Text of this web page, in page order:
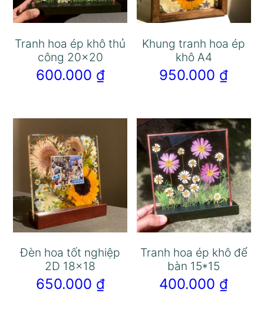
Tranh hoa ép khô thủ
công 20×20
600.000 ₫
Khung tranh hoa ép
khô A4
950.000 ₫
Đèn hoa tốt nghiệp
2D 18×18
650.000 ₫
Tranh hoa ép khô để
bàn 15*15
400.000 ₫